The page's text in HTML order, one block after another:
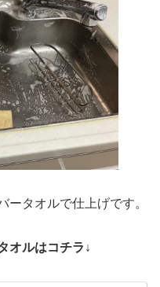
ータオルで仕上げです。
オルはコチラ↓